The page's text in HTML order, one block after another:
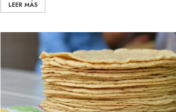
LEER MÁS